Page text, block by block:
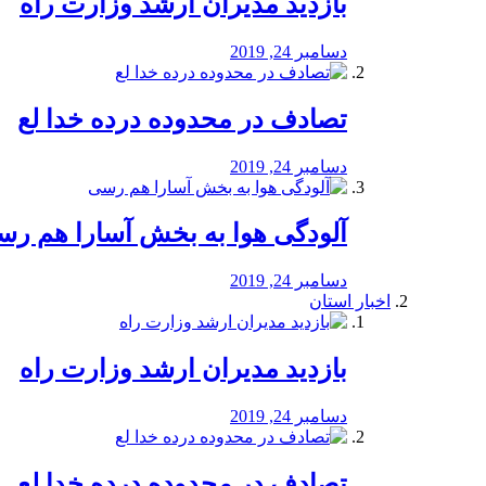
دسامبر 24, 2019
تصادف در محدوده درده خدا لع
دسامبر 24, 2019
آلودگی هوا به بخش آسارا هم
دسامبر 24, 2019
اخبار استان
بازدید مدیران ارشد وزارت راه
دسامبر 24, 2019